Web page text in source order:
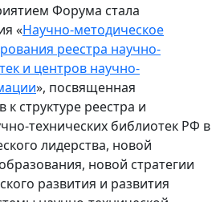
Форума стала
«Научно-методическое
реестра научно-
и центров научно-
», посвященная
к структуре реестра и
технических библиотек РФ в
лидерства, новой
новой стратегии
развития и развития